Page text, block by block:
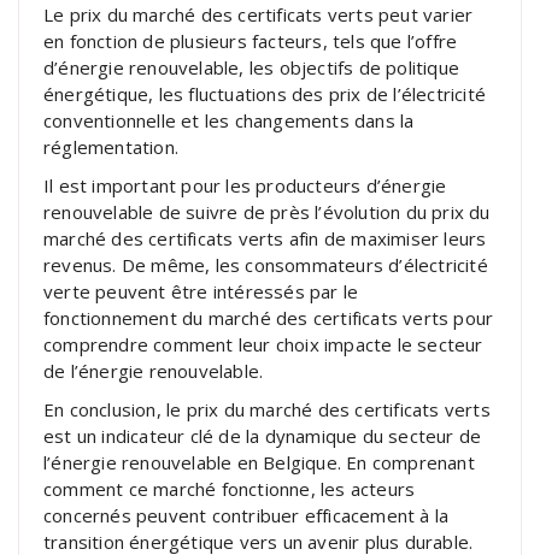
Le prix du marché des certificats verts peut varier
en fonction de plusieurs facteurs, tels que l’offre
d’énergie renouvelable, les objectifs de politique
énergétique, les fluctuations des prix de l’électricité
conventionnelle et les changements dans la
réglementation.
Il est important pour les producteurs d’énergie
renouvelable de suivre de près l’évolution du prix du
marché des certificats verts afin de maximiser leurs
revenus. De même, les consommateurs d’électricité
verte peuvent être intéressés par le
fonctionnement du marché des certificats verts pour
comprendre comment leur choix impacte le secteur
de l’énergie renouvelable.
En conclusion, le prix du marché des certificats verts
est un indicateur clé de la dynamique du secteur de
l’énergie renouvelable en Belgique. En comprenant
comment ce marché fonctionne, les acteurs
concernés peuvent contribuer efficacement à la
transition énergétique vers un avenir plus durable.